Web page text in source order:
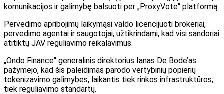
komunikacijos ir galimybę balsuoti per „ProxyVote“ platformą.
Pervedimo apribojimų laikymąsi valdo licencijuoti brokeriai,
pervedimo agentai ir saugotojai, užtikrindami, kad visi sandoriai
atitiktų JAV reguliavimo reikalavimus.
„Ondo Finance“ generalinis direktorius Ianas De Bode’as
pažymėjo, kad šis paleidimas parodo vertybinių popierių
tokenizavimo galimybes, laikantis tiek rinkos infrastruktūros,
tiek reguliavimo standartų.